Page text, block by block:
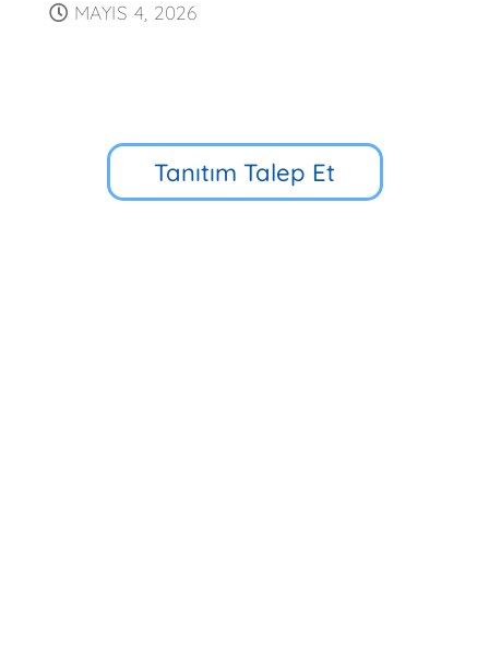
MAYIS 4, 2026
Tanıtım Talep Et